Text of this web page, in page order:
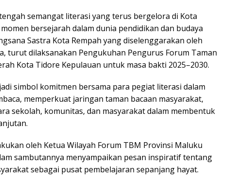
semangat literasi yang terus bergelora di Kota
bersejarah dalam dunia pendidikan dan budaya
Sastra Kota Rempah yang diselenggarakan oleh
turut dilaksanakan Pengukuhan Pengurus Forum Taman
Kota Tidore Kepulauan untuk masa bakti 2025–2030.
simbol komitmen bersama para pegiat literasi dalam
memperkuat jaringan taman bacaan masyarakat,
sekolah, komunitas, dan masyarakat dalam membentuk
oleh Ketua Wilayah Forum TBM Provinsi Maluku
sambutannya menyampaikan pesan inspiratif tentang
sebagai pusat pembelajaran sepanjang hayat.